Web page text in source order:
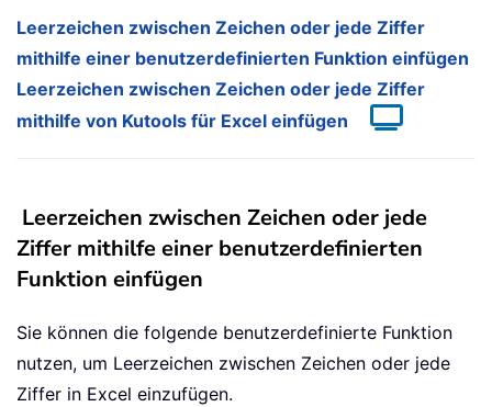
Leerzeichen zwischen Zeichen oder jede Ziffer
mithilfe einer benutzerdefinierten Funktion einfügen
Leerzeichen zwischen Zeichen oder jede Ziffer
mithilfe von Kutools für Excel einfügen
Leerzeichen zwischen Zeichen oder jede
Ziffer mithilfe einer benutzerdefinierten
Funktion einfügen
Sie können die folgende benutzerdefinierte Funktion
nutzen, um Leerzeichen zwischen Zeichen oder jede
Ziffer in Excel einzufügen.